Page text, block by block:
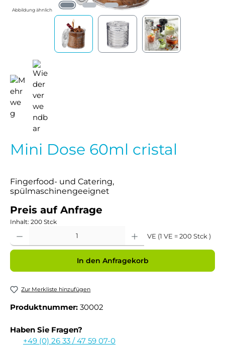
Abbildung ähnlich
Mini Dose 60ml cristal
Fingerfood- und Catering,
spülmaschinengeeignet
Preis auf Anfrage
Inhalt: 200 Stck
VE (1 VE = 200 Stck )
In den Anfragekorb
Zur Merkliste hinzufügen
Produktnummer: 30002
Haben Sie Fragen?
+49 (0) 26 33 / 47 59 07-0